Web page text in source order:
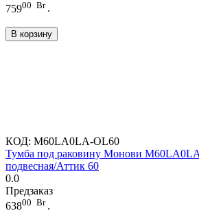
75900 Br .
В корзину
КОД: M60LA0LA-OL60
Тумба под раковину Монови
подвесная/Аттик 60
0.0
Предзаказ
63800 Br .